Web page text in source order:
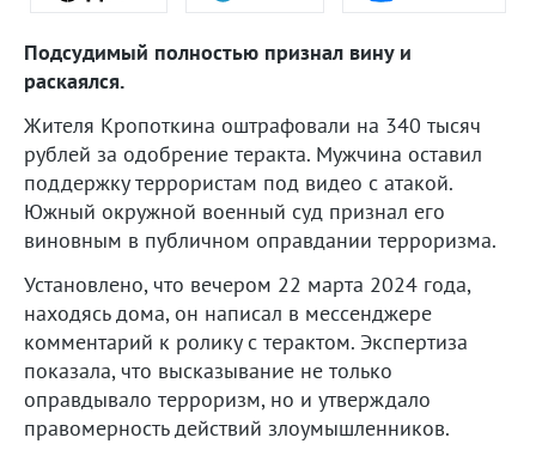
Подсудимый полностью признал вину и
раскаялся.
Жителя Кропоткина оштрафовали на 340 тысяч
рублей за одобрение теракта. Мужчина оставил
поддержку террористам под видео с атакой.
Южный окружной военный суд признал его
виновным в публичном оправдании терроризма.
Установлено, что вечером 22 марта 2024 года,
находясь дома, он написал в мессенджере
комментарий к ролику с терактом. Экспертиза
показала, что высказывание не только
оправдывало терроризм, но и утверждало
правомерность действий злоумышленников.